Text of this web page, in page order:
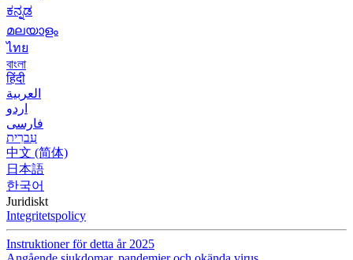
ಕನ್ನಡ
മലയാളം
ไทย
বাংলা
हिंदी
العربية
اردو
فارسی
עִברִית
中文 (简体)
日本語
한국어
Juridiskt
Integritetspolicy
Instruktioner för detta år 2025